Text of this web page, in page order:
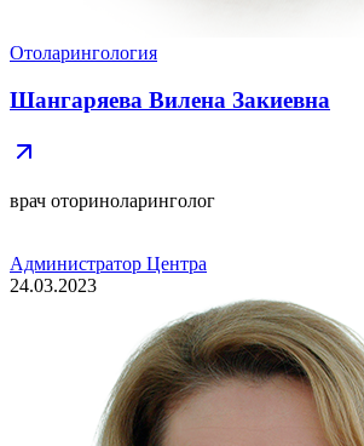
Отоларингология
Шангаряева Вилена Закиевна
врач оториноларинголог
Администратор Центра
24.03.2023